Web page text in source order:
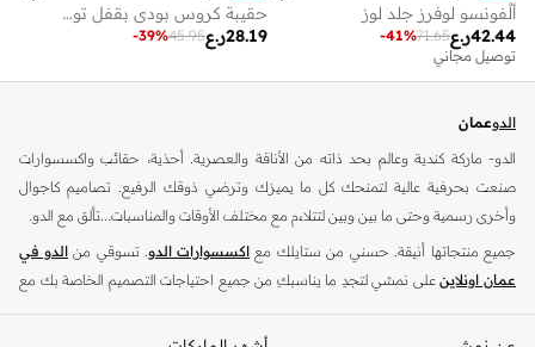
ألْفونسو لوفرز جلد لوز
ر.ع42.44
71.65
-41%
توصيل مجاني
حقيبة كروس بودي بقفل تويست من كيت
ر.ع28.19
45.95
-39%
الدوعمان
الدو- ماركة كندية وعالم بحد ذاته من الأناقة والعصرية. أحذية، حقائب واكسسوارات
صنعت بحرفية عالية لتمنحك كل ما يميزك وترضي ذوقك الرفيع. تصاميم كاجوال
وأخرى رسمية وحتى ما بين وبين لتتلاءم مع مختلف الأوقات والمناسبات...تألق مع الدو.
جميع منتجاتها أنيقة. حسني من ستايلك مع اكسسوارات الدو . تسوقي من الدو في
عمان اونلاين على نمشي لتجدِ ما يناسبكِ من جميع احتياجات التصميم الخاصة بك مع
شنط الدو